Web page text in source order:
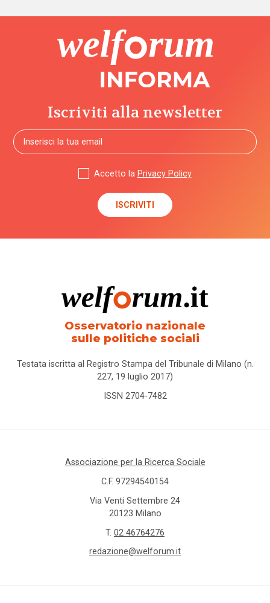
Iscriviti alla newsletter
Accetto la Privacy Policy
Osservatorio nazionale
sulle politiche sociali
Testata iscritta al Registro Stampa del Tribunale di Milano (n.
227, 19 luglio 2017)
ISSN 2704-7482
Associazione per la Ricerca Sociale
C.F. 97294540154
Via Venti Settembre 24
20123 Milano
T. 02 46764276
redazione@welforum.it